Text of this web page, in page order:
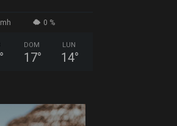
0 %
DOM
17°
LUN
14°